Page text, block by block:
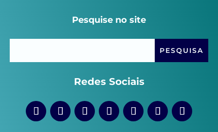
Pesquise no site
Redes Sociais